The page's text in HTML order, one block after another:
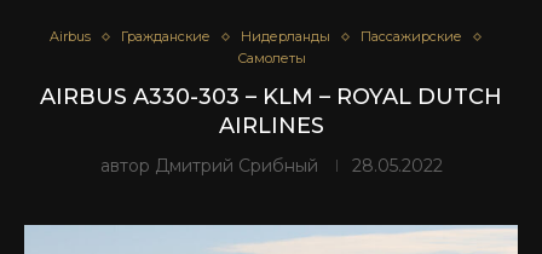
Airbus Гражданские Нидерланды
Пассажирские
Самолеты
AIRBUS A330-303 – KLM – ROYAL DUTCH
AIRLINES
автор Дмитрий Срибный 28.05.2022